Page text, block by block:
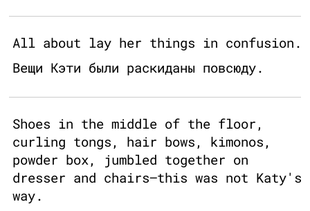
All about lay her things in confusion.
Вещи Кэти были раскиданы повсюду.
Shoes in the middle of the floor,
curling tongs, hair bows, kimonos,
powder box, jumbled together on
dresser and chairs—this was not Katy's
way.